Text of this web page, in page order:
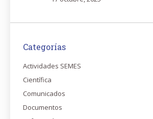
Categorías
Actividades SEMES
Científica
Comunicados
Documentos